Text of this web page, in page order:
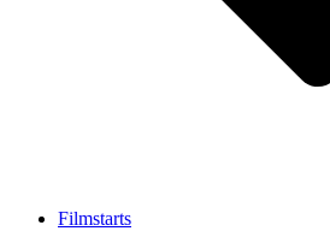
Filmstarts